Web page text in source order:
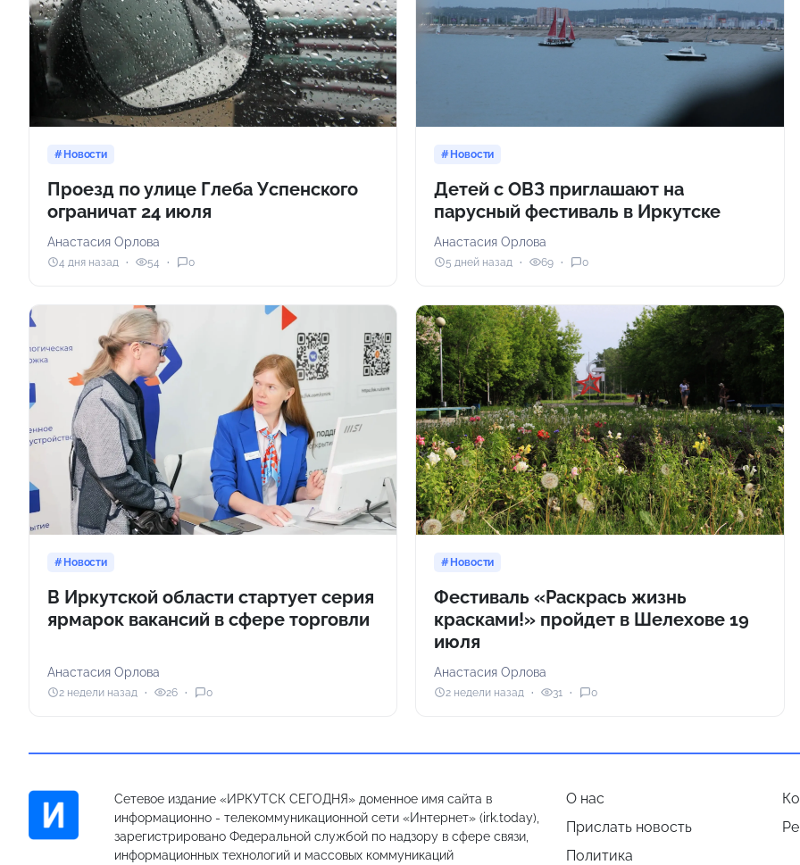
Новости
Проезд по улице Глеба Успенского
ограничат 24 июля
Анастасия Орлова
4 дня назад 54 0
Новости
Детей с ОВЗ приглашают на
парусный фестиваль в Иркутске
Анастасия Орлова
5 дней назад 69 0
Новости
В Иркутской области стартует серия
ярмарок вакансий в сфере торговли
Анастасия Орлова
2 недели назад 26 0
Новости
Фестиваль «Раскрась жизнь
красками!» пройдет в Шелехове 19
июля
Анастасия Орлова
2 недели назад 31 0
Сетевое издание «ИРКУТСК СЕГОДНЯ» доменное имя сайта в
информационно - телекоммуникационной сети «Интернет» (irk.today),
зарегистрировано Федеральной службой по надзору в сфере связи,
информационных технологий и массовых коммуникаций
О нас
Прислать новость
Политика